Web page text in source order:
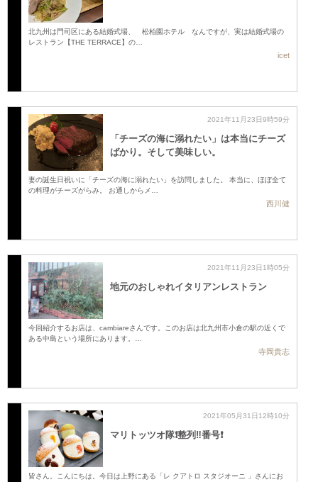
北九州は門司区にある結婚式場、 松柏園ホテル なんですが、実は結婚式場の
レストラン【THE TERRACE】の…
icet
2021年11月23日9時59分
「チーズの海に溺れたい」は本当にチーズ
ばかり。そして美味しい。
妻の誕生日祝いに「チーズの海に溺れたい」を訪問しました。 本当に、ほぼ全て
の料理がチーズがらみ。 お通しからメ…
西川健
2021年11月23日1時05分
地元のおしゃれイタリアンレストラン
今回紹介するお店は、cambiareさんです。このお店は北九州市小倉の駅の近くで
ある中島という場所にあります。…
寺岡貴志
2021年05月31日12時10分
マリトッツオ隊❗️整列‼️番号❗️
皆さん。こんにちは。今日は上野にある「レ クアトロ スタジオーニ 」さんにお